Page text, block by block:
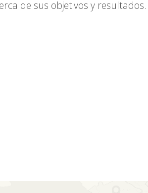
de sus objetivos y resultados.